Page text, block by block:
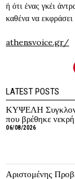
ή ότι ένας γκέι
καθένα να
athensvoice.gr/
LATEST POSTS
ΚΥΨΕΛΗ
που βρέθηκε
06/08/2026
Αριστομένης